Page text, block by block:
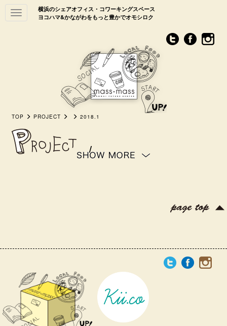
横浜のシェアオフィス・コワーキングスペース
ヨコハマ&かながわをもっと豊かでオモシロク
Toggle
navigation
TOP PROJECT 2018.1
/